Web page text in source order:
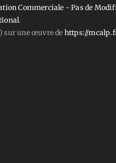
Commerciale - Pas de
.
sur une œuvre de https://